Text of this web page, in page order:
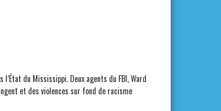
du Mississippi. Deux agents du FBI, Ward
et des violences sur fond de racisme